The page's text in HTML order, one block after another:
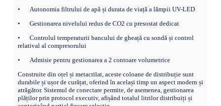
•
Autonomia filtrului de apă și durata de viață a lămpii UV-LED
•
Gestionarea nivelului redus de CO2 cu presostat dedicat
•
Controlul temperaturii bancului de gheață cu sondă și control
relatival al compresorului
•
Admisie pentru gestionarea a 2 contoare volumetrice
Construite din oțel și metacrilat, aceste coloane de distribuție sunt
durabile și ușor de curățat, oferind în același timp un aspect modern și
atrăgător. Sistemul de conectare permite, de asemenea, gestionarea
plăților prin protocol executiv, afișând totalul litrilor distribuiți și